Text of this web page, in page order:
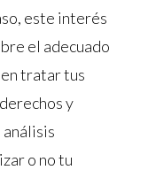
este interés
el adecuado
tratar tus
y
o no tu